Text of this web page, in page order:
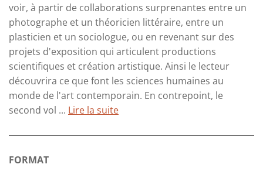
voir, à partir de collaborations surprenantes entre un
photographe et un théoricien littéraire, entre un
plasticien et un sociologue, ou en revenant sur des
projets d'exposition qui articulent productions
scientifiques et création artistique. Ainsi le lecteur
découvrira ce que font les sciences humaines au
monde de l'art contemporain. En contrepoint, le
second vol ... Lire la suite
FORMAT